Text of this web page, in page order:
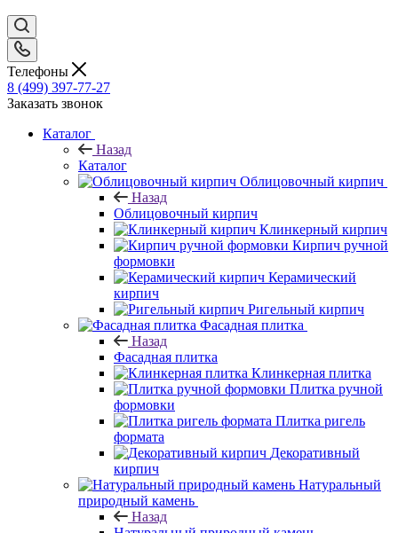
Телефоны
8 (499) 397-77-27
Заказать звонок
Каталог
Назад
Каталог
Облицовочный кирпич
Назад
Облицовочный кирпич
Клинкерный кирпич
Кирпич ручной
формовки
Керамический
кирпич
Ригельный кирпич
Фасадная плитка
Назад
Фасадная плитка
Клинкерная плитка
Плитка ручной
формовки
Плитка ригель
формата
Декоративный
кирпич
Натуральный
природный камень
Назад